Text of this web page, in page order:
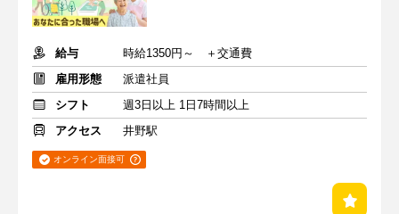
給与
時給1350円～ ＋交通費
雇用形態
派遣社員
シフト
週3日以上 1日7時間以上
アクセス
井野駅
オンライン面接可